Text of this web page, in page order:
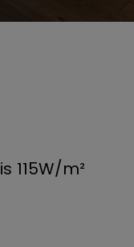
115W/m²